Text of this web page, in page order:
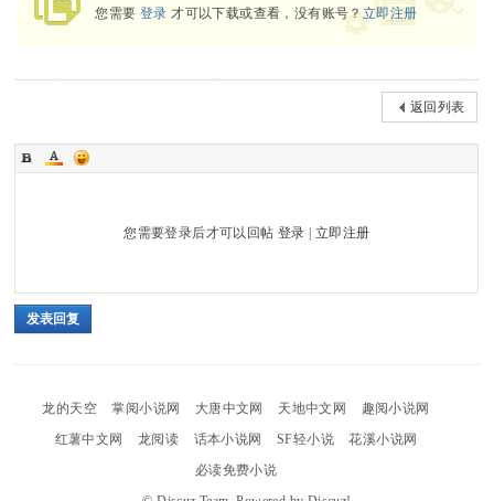
您需要登录 才可以下载或查看，没有账号？立即注册
返回列表
您需要登录后才可以回帖登录 |立即注册
发表回复
龙的天空 掌阅小说网 大唐中文网 天地中文网
趣阅小说网
红薯中文网
龙阅读 话本小说网 SF轻小说
花溪小说网
必读免费小说